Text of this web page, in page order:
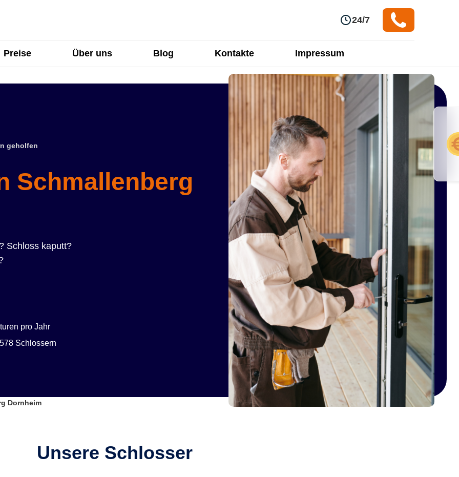
24/7
Preise Über uns Blog Kontakte Impressum
geholfen
Schmallenberg
Schloss kaputt?
pro Jahr
Schlossern
Dornheim
Unsere Schlosser